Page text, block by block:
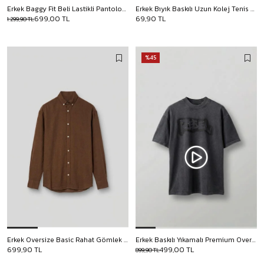
Erkek Baggy Fit Beli Lastikli Pantolon Bej
699,00 TL
1.299,90 TL
Erkek Bıyık Baskılı Uzun Kolej Tenis Çorap Beyaz
69,90 TL
Erkek Oversize Basic Rahat Gömlek Kahverengi
699,90 TL
%45
Erkek Baskılı Yıkamalı Premium Oversize T-Shirt Siyah
499,00 TL
899,90 TL